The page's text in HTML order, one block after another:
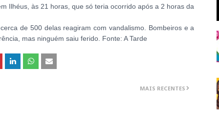
Ilhéus, às 21 horas, que só teria ocorrido após a 2 horas da
de 500 delas reagiram com vandalismo. Bombeiros e a
mas ninguém saiu ferido. Fonte: A Tarde
MAIS RECENTES